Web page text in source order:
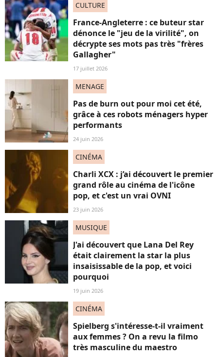
CULTURE
France-Angleterre : ce buteur star
dénonce le "jeu de la virilité", on
décrypte ses mots pas très "frères
Gallagher"
17 juillet 2026
MENAGE
Pas de burn out pour moi cet été,
grâce à ces robots ménagers hyper
performants
24 juin 2026
CINÉMA
Charli XCX : j’ai découvert le premier
grand rôle au cinéma de l'icône
pop, et c'est un vrai OVNI
23 juin 2026
MUSIQUE
J'ai découvert que Lana Del Rey
était clairement la star la plus
insaisissable de la pop, et voici
pourquoi
19 juin 2026
CINÉMA
Spielberg s'intéresse-t-il vraiment
aux femmes ? On a revu la filmo
très masculine du maestro